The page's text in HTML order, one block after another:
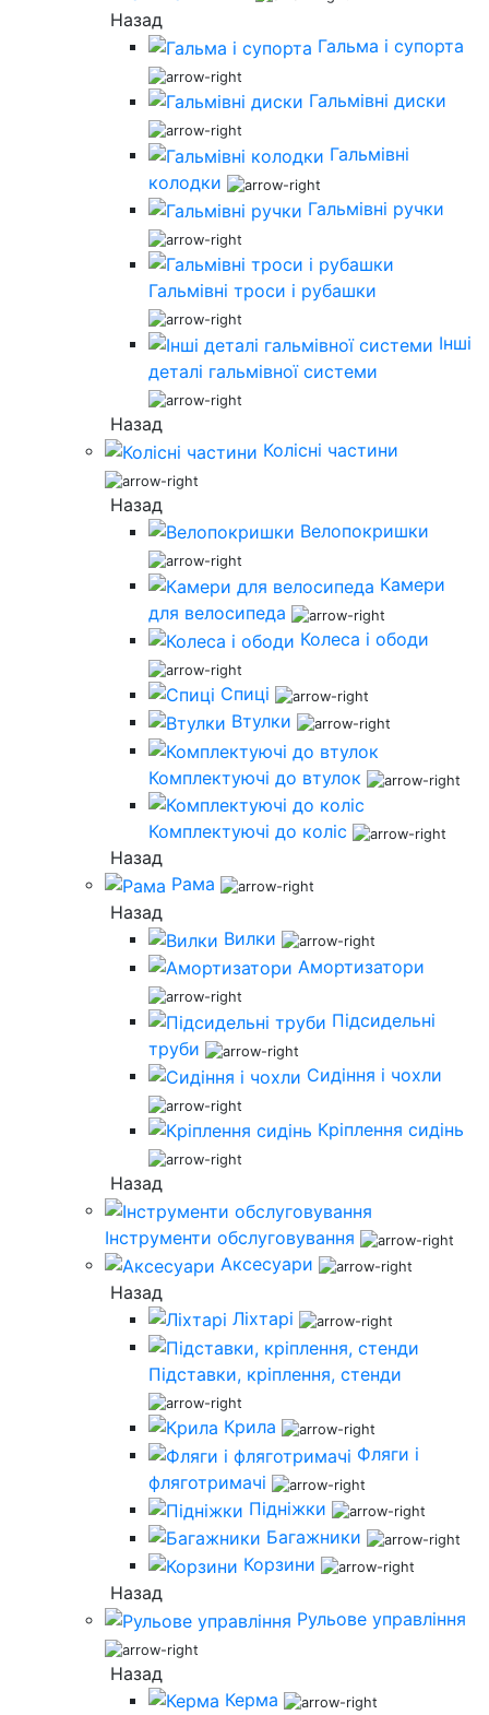
Назад
Гальма і супорта
Гальмівні диски
Гальмівні
колодки
Гальмівні ручки
Гальмівні троси і рубашки
Інші
деталі гальмівної системи
Назад
Колісні частини
Назад
Велопокришки
Камери
для велосипеда
Колеса і ободи
Спиці
Втулки
Комплектуючі до втулок
Комплектуючі до коліс
Назад
Рама
Назад
Вилки
Амортизатори
Підсидельні
труби
Сидіння і чохли
Кріплення сидінь
Назад
Інструменти обслуговування
Аксесуари
Назад
Ліхтарі
Підставки, кріплення, стенди
Крила
Фляги і
фляготримачі
Підніжки
Багажники
Корзини
Назад
Рульове управління
Назад
Керма